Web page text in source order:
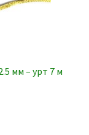
мм – урт 7 м